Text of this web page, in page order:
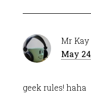
Mr Kay
May
geek rules! haha